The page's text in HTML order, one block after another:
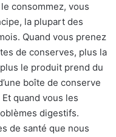
consommez, vous
la plupart des
Quand vous prenez
de conserves, plus la
le produit prend du
boîte de conserve
quand vous les
digestifs.
de santé que nous